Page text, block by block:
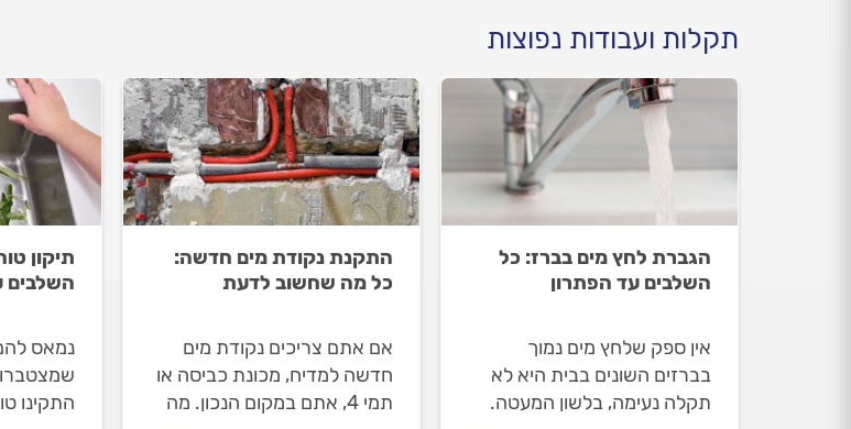
תקלות ועבודות נפוצות
הגברת לחץ מים בברז: כל
השלבים עד הפתרון
אין ספק שלחץ מים נמוך
בברזים השונים בבית היא לא
תקלה נעימה, בלשון המעטה.
התקנת נקודת מים חדשה:
כל מה שחשוב לדעת
אם אתם צריכים נקודת מים
חדשה למדיח, מכונת כביסה או
תמי 4, אתם במקום הנכון. מה
תיקון
השלבים
נמאס
התקינו